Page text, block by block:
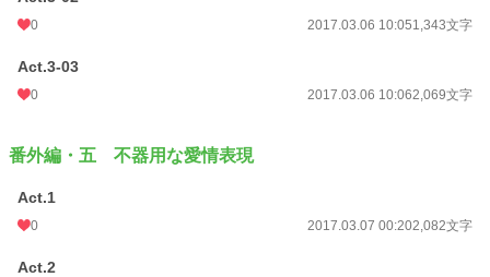
0 2017.03.06 10:051,343文字
Act.3-03
0 2017.03.06 10:062,069文字
番外編・五 不器用な愛情表現
Act.1
0 2017.03.07 00:202,082文字
Act.2